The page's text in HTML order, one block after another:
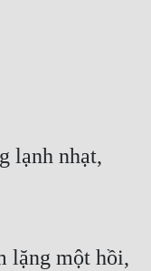
lạnh nhạt,
lặng một hồi,